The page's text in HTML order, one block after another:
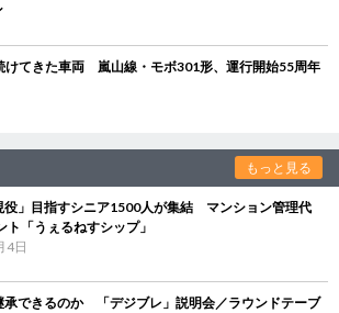
けてきた車両 嵐山線・モボ301形、運行開始55周年
もっと見る
役」目指すシニア1500人が集結 マンション管理代
ト「うぇるねすシップ」
4日
承できるのか 「デジブレ」説明会／ラウンドテーブ